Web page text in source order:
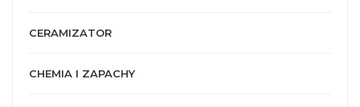
CERAMIZATOR
CHEMIA I ZAPACHY